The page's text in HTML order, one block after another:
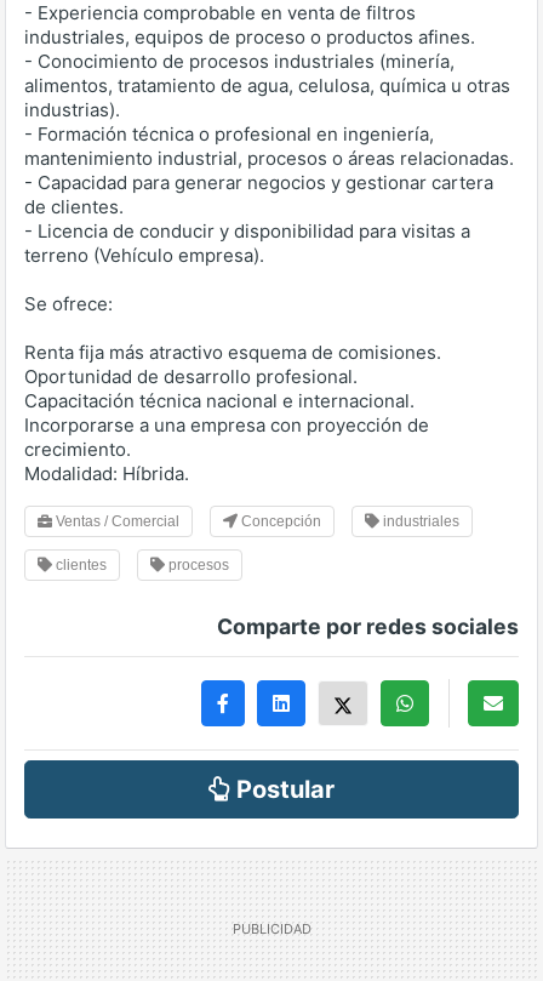
- Experiencia comprobable en venta de filtros
industriales, equipos de proceso o productos afines.
- Conocimiento de procesos industriales (minería,
alimentos, tratamiento de agua, celulosa, química u otras
industrias).
- Formación técnica o profesional en ingeniería,
mantenimiento industrial, procesos o áreas relacionadas.
- Capacidad para generar negocios y gestionar cartera
de clientes.
- Licencia de conducir y disponibilidad para visitas a
terreno (Vehículo empresa).
Se ofrece:
Renta fija más atractivo esquema de comisiones.
Oportunidad de desarrollo profesional.
Capacitación técnica nacional e internacional.
Incorporarse a una empresa con proyección de
crecimiento.
Modalidad: Híbrida.
Ventas / Comercial Concepción industriales
clientes procesos
Comparte por redes sociales
Postular